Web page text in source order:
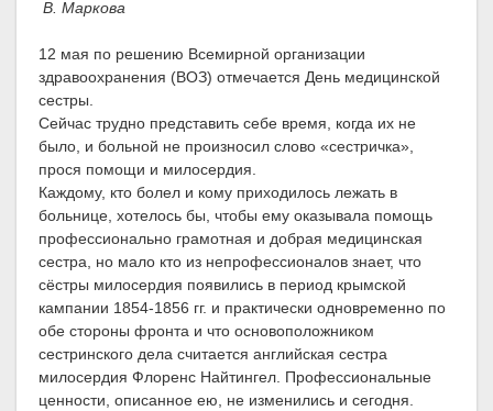
В. Маркова
12 мая по решению Всемирной организации
здравоохранения (ВОЗ) отмечается День медицинской
сестры.
Сейчас трудно представить себе время, когда их не
было, и больной не произносил слово «сестричка»,
прося помощи и милосердия.
Каждому, кто болел и кому приходилось лежать в
больнице, хотелось бы, чтобы ему оказывала помощь
профессионально грамотная и добрая медицинская
сестра, но мало кто из непрофессионалов знает, что
сёстры милосердия появились в период крымской
кампании 1854-1856 гг. и практически одновременно по
обе стороны фронта и что основоположником
сестринского дела считается английская сестра
милосердия Флоренс Найтингел. Профессиональные
ценности, описанное ею, не изменились и сегодня.